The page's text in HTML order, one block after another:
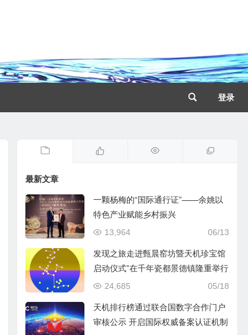
登录
最新文章
一颗杨梅的“国际通行证”——余姚以
特色产业赋能乡村振兴
06/13
13,964
发现之旅走进甄晨窑坊暨天机珍宝馆
启动仪式”在千年瓷都景德镇隆重举行
05/18
24,685
天机排行榜通过联合国数字合作门户
审核公示 开启国际权威备案认证机制